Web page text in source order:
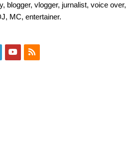
blogger, vlogger, jurnalist, voice over,
MC, entertainer.